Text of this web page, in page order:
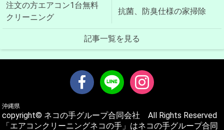
注文の方エアコン1台無料
クリーニング
抗菌、防臭仕様の家掃除
記事一覧を見る
沖縄県
copyright© ネコの手グループ合同会社 All Rights Reserved
「エアコンクリーニングネコの手」はネコの手グループ合同